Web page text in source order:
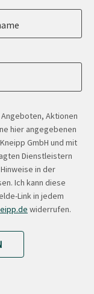
Aktionen
hier angegebenen
GmbH und mit
Dienstleistern
in der
Ich kann diese
Link in jedem
widerrufen.